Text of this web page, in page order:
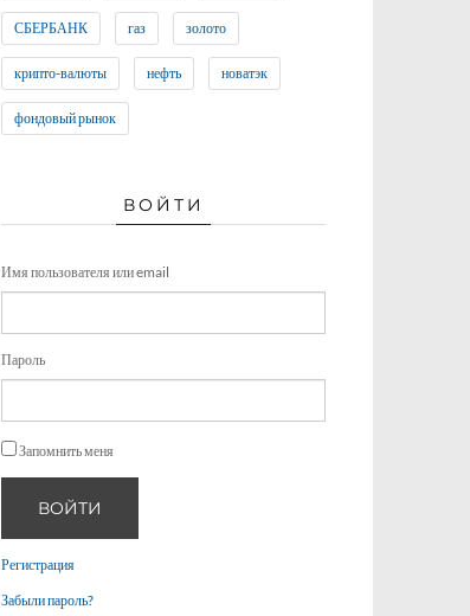
СБЕРБАНК газ золото
крипто-валюты нефть новатэк
фондовый рынок
ВОЙТИ
Имя пользователя или email
Пароль
Запомнить меня
ВОЙТИ
Регистрация
Забыли пароль?